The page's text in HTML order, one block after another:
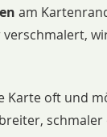
am
Karte oft und